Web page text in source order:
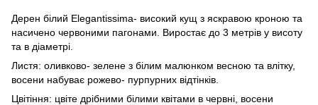
Дерен білий Elegantissima- високий кущ з яскравою кроною та
насичено червоними пагонами. Виростає до 3 метрів у висоту
та в діаметрі.
Листя: оливково- зелене з білим малюнком весною та влітку,
восени набуває рожево- пурпурних відтінків.
Цвітіння: цвіте дрібними білими квітами в червні, восени